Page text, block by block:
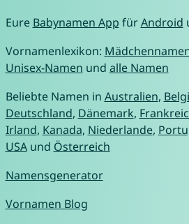
Eure Babynamen App fürAndroid
Vornamenlexikon:
Unisex-Namen und alle Namen
Beliebte Namen in Australien,
Deutschland, Dänemark,
Irland, Kanada, Niederlande,
USAund Österreich
Namensgenerator
Vornamen Blog